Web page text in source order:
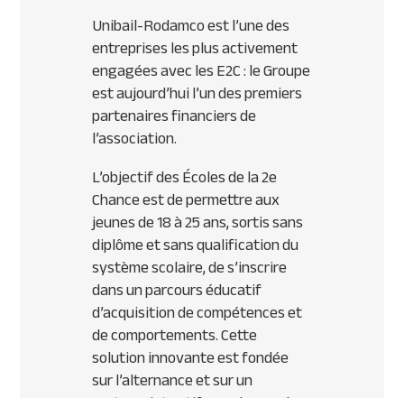
Unibail-Rodamco est l’une des
entreprises les plus activement
engagées avec les E2C : le Groupe
est aujourd’hui l’un des premiers
partenaires financiers de
l’association.
L’objectif des Écoles de la 2e
Chance est de permettre aux
jeunes de 18 à 25 ans, sortis sans
diplôme et sans qualification du
système scolaire, de s’inscrire
dans un parcours éducatif
d’acquisition de compétences et
de comportements. Cette
solution innovante est fondée
sur l’alternance et sur un